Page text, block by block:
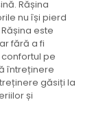
Rășina
nu își pierd
este
fără a fi
pe
întreținere
găsiți la
și